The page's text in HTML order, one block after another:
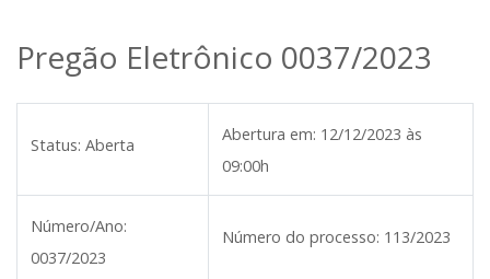
Pregão Eletrônico 0037/2023
Status: Aberta
Abertura em: 12/12/2023 às
09:00h
Número/Ano:
0037/2023
Número do processo: 113/2023